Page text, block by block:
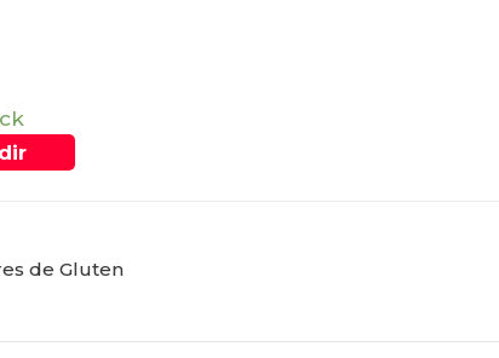
de Gluten